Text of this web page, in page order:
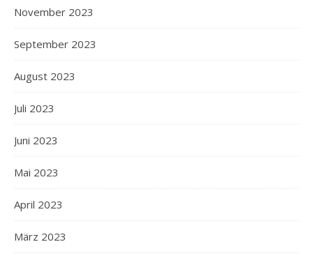
November 2023
September 2023
August 2023
Juli 2023
Juni 2023
Mai 2023
April 2023
März 2023